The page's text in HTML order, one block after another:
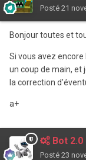
Posté 21
Bonjour toutes et
Si vous avez
un coup de main, et
la correction
a+
Bot 2.0
Posté 23